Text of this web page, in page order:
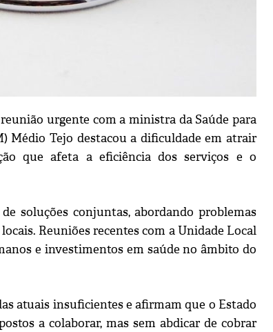
urgente com a ministra da Saúde para
Médio Tejo destacou a dificuldade em atrair
que afeta a eficiência dos serviços e o
soluções conjuntas, abordando problemas
Reuniões recentes com a Unidade Local
e investimentos em saúde no âmbito do
atuais insuficientes e afirmam que o Estado
a colaborar, mas sem abdicar de cobrar